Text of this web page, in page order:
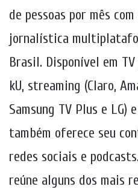
de pessoas por mês
jornalística
Brasil. Disponível em
kU, streaming (Claro,
Samsung TV Plus e LG)
também oferece seu
redes sociais e
reúne alguns dos mais